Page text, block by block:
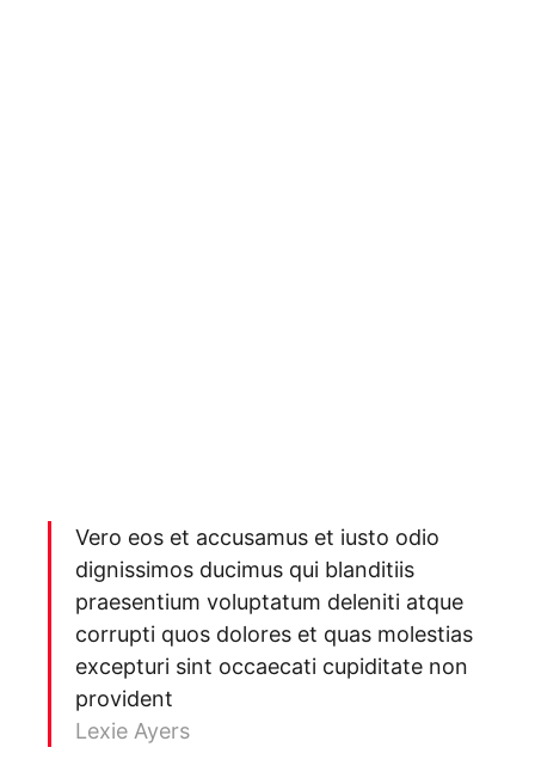
Vero eos et accusamus et iusto odio
dignissimos ducimus qui blanditiis
praesentium voluptatum deleniti atque
corrupti quos dolores et quas molestias
excepturi sint occaecati cupiditate non
provident
Lexie Ayers